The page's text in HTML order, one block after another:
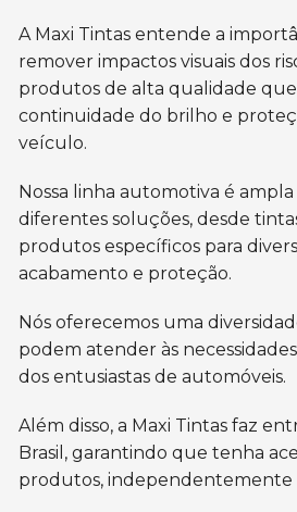
A Maxi Tintas entende a
remover impactos visuais dos
produtos de alta qualidade
continuidade do brilho e
veículo.
Nossa linha automotiva é
diferentes soluções, desde
produtos específicos para
acabamento e proteção.
Nós oferecemos uma
podem atender às
dos entusiastas de automóveis.
Além disso, a Maxi Tintas faz
Brasil, garantindo que tenha
produtos, independentemente